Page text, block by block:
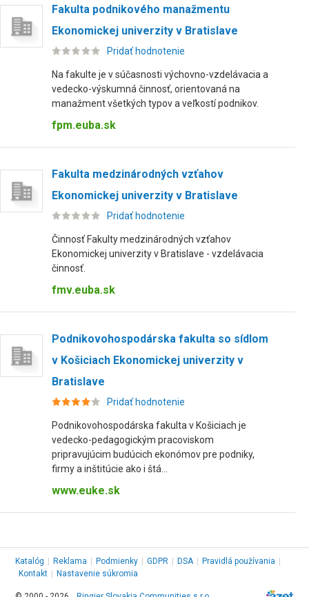
Fakulta podnikového manažmentu
Ekonomickej univerzity v Bratislave
Pridať hodnotenie
Na fakulte je v súčasnosti výchovno-vzdelávacia a
vedecko-výskumná činnosť, orientovaná na
manažment všetkých typov a veľkostí podnikov.
fpm.euba.sk
Fakulta medzinárodných vzťahov
Ekonomickej univerzity v Bratislave
Pridať hodnotenie
Činnosť Fakulty medzinárodných vzťahov
Ekonomickej univerzity v Bratislave - vzdelávacia
činnosť.
fmv.euba.sk
Podnikovohospodárska fakulta so sídlom
v Košiciach Ekonomickej univerzity v
Bratislave
Pridať hodnotenie
Podnikovohospodárska fakulta v Košiciach je
vedecko-pedagogickým pracoviskom
pripravujúcim budúcich ekonómov pre podniky,
firmy a inštitúcie ako i štá...
www.euke.sk
Katalóg Reklama Podmienky GDPR DSA Pravidlá používania
Kontakt
Nastavenie súkromia